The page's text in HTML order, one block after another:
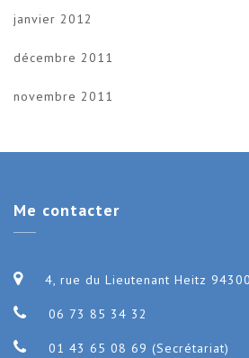
janvier 2012
décembre 2011
novembre 2011
Me contacter
4, rue du Lieutenant Heitz
06 73 85 34 32
01 43 65 08 69 (Secrétariat)